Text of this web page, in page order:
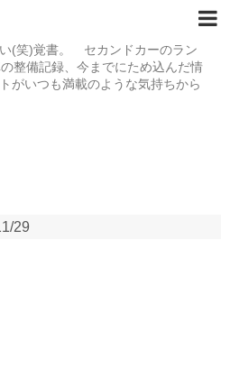
(笑)覚書。 セカンドカーのラン
整備記録、今までにため込んだ情
がいつも満載のような気持ちから
29